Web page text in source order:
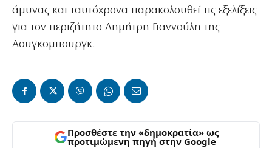
άμυνας και ταυτόχρονα παρακολουθεί τις εξελίξεις
για τον περιζήτητο Δημήτρη Γιαννούλη της
Αουγκσμπουργκ.
Προσθέστε την «δημοκρατία» ως
προτιμώμενη πηγή στην Google